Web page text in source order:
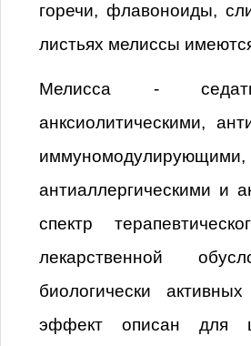
горечи, флавоноиды,
листьях мелиссы
Мелисса -
анксиолитическими,
антиаллергическими и
спектр
лекарственной
биологически
эффект описан для